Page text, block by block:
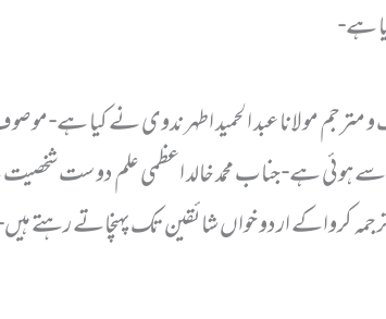
ہے-
مولانا عبد الحمید اطہر ندوی نے کیا ہے-
ہوئی ہے- جناب محمد خالد اعظمی علم دوست
کرواکے اردو خواں شائقین تک پہنچاتے رہتے